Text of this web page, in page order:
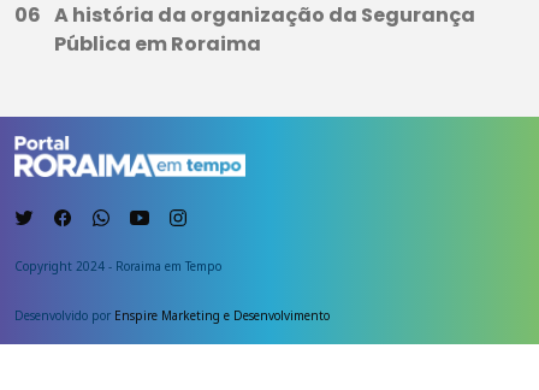
A história da organização da Segurança
Pública em Roraima
Copyright 2024 - Roraima em Tempo
Desenvolvido por Enspire Marketing e Desenvolvimento